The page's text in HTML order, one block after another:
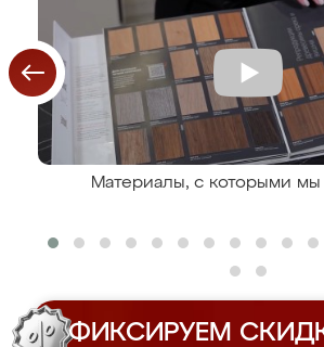
Материалы, с которыми мы
ФИКСИРУЕМ